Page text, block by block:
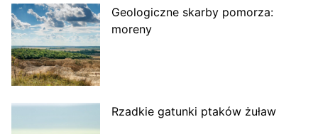
Geologiczne skarby pomorza:
moreny
Rzadkie gatunki ptaków żuław